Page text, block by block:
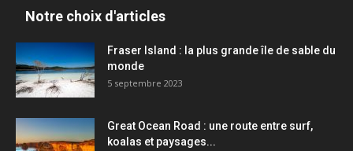
Notre choix d'articles
Fraser Island : la plus grande île de sable du
monde
5 septembre 2023
Great Ocean Road : une route entre surf,
koalas et paysages...